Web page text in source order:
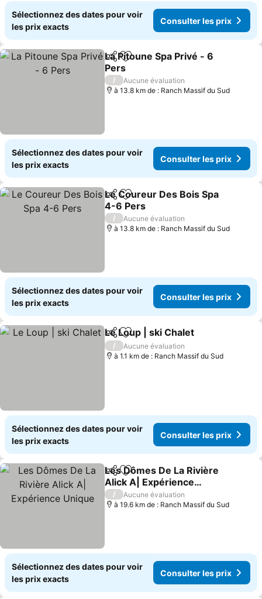
Sélectionnez des dates pour voir
les prix exacts
Consulter les prix
PartagerAjouter à mes favoris
La Pitoune Spa Privé - 6
Pers
Consulter les prix
/
Aucune évaluation
à 13.8 km de : Ranch Massif du Sud
Sélectionnez des dates pour voir
les prix exacts
Consulter les prix
PartagerAjouter à mes favoris
Le Coureur Des Bois Spa
4-6 Pers
Consulter les prix
/
Aucune évaluation
à 13.8 km de : Ranch Massif du Sud
Sélectionnez des dates pour voir
les prix exacts
Consulter les prix
PartagerAjouter à mes favoris
Le Loup | ski Chalet
/
Aucune évaluation
à 1.1 km de : Ranch Massif du Sud
Sélectionnez des dates pour voir
les prix exacts
Consulter les prix
PartagerAjouter à mes favoris
Les Dômes De La Rivière
Alick A| Expérience
Unique
Consulter les prix
/
Aucune évaluation
à 19.6 km de : Ranch Massif du Sud
Sélectionnez des dates pour voir
les prix exacts
Consulter les prix